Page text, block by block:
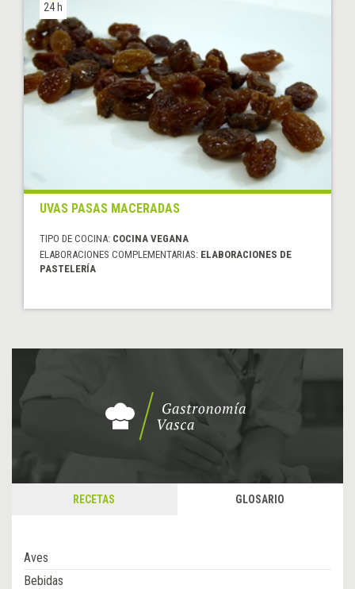
24 h
UVAS PASAS MACERADAS
TIPO DE COCINA: COCINA VEGANA
ELABORACIONES COMPLEMENTARIAS: ELABORACIONES DE
PASTELERÍA
RECETAS GLOSARIO
Aves
Bebidas